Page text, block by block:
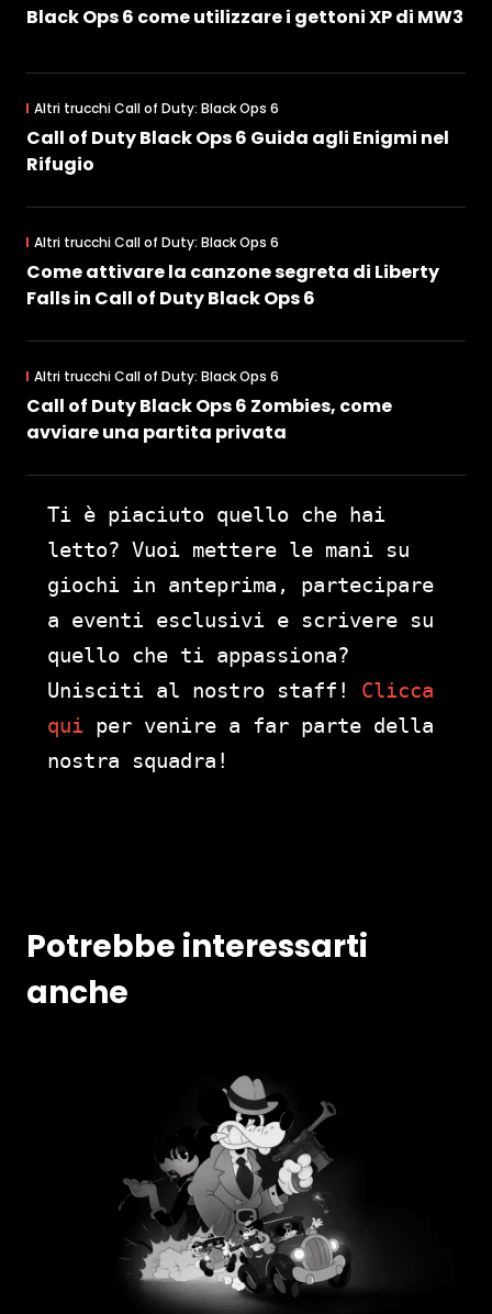
Black Ops 6 come utilizzare i gettoni XP di MW3
Altri trucchi Call of Duty: Black Ops 6
Call of Duty Black Ops 6 Guida agli Enigmi nel
Rifugio
Altri trucchi Call of Duty: Black Ops 6
Come attivare la canzone segreta di Liberty
Falls in Call of Duty Black Ops 6
Altri trucchi Call of Duty: Black Ops 6
Call of Duty Black Ops 6 Zombies, come
avviare una partita privata
Ti è piaciuto quello che hai
letto? Vuoi mettere le mani su
giochi in anteprima, partecipare
a eventi esclusivi e scrivere su
quello che ti appassiona?
Unisciti al nostro staff! Clicca
qui per venire a far parte della
nostra squadra!
Potrebbe interessarti
anche